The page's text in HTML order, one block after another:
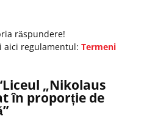
răspundere!
aici regulamentul: Termeni
Liceul „Nikolaus
în proporție de
”